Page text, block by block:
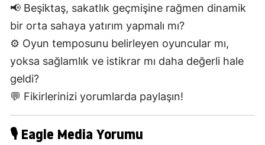
📢 Beşiktaş, sakatlık geçmişine rağmen dinamik
bir orta sahaya yatırım yapmalı mı?
⚙️ Oyun temposunu belirleyen oyuncular mı,
yoksa sağlamlık ve istikrar mı daha değerli hale
geldi?
💬 Fikirlerinizi yorumlarda paylaşın!
🎙️ Eagle Media Yorumu